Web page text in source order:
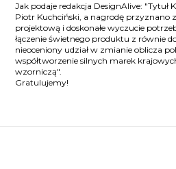
Jak podaje redakcja DesignAlive: "Tytuł
Piotr Kuchciński, a nagrodę przyznano
projektową i doskonałe wyczucie
łączenie świetnego produktu z równie
nieoceniony udział w zmianie oblicza
współtworzenie silnych marek
wzorniczą".
Gratulujemy!